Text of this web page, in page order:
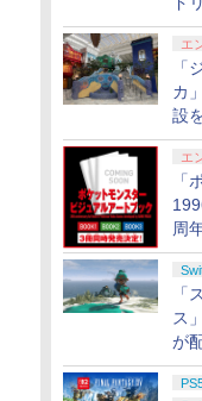
ロ
タ
エ
「
カ
設
開
エ
「
周
ブ
「
ス
が
に